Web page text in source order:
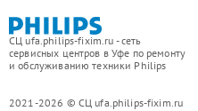
СЦ ufa.philips-fixim.ru - сеть
сервисных центров в Уфе по ремонту
и обслуживанию техники Philips
2021-2026 © СЦ ufa.philips-fixim.ru